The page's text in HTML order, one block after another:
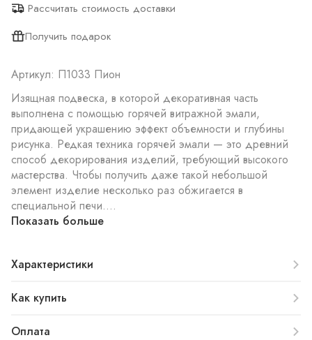
Рассчитать стоимость доставки
Получить подарок
Артикул: П1033 Пион
Изящная подвеска, в которой декоративная часть
выполнена с помощью горячей витражной эмали,
придающей украшению эффект объемности и глубины
рисунка. Редкая техника горячей эмали — это древний
способ декорирования изделий, требующий высокого
мастерства. Чтобы получить даже такой небольшой
элемент изделие несколько раз обжигается в
специальной печи....
Показать больше
Характеристики
Как купить
Оплата